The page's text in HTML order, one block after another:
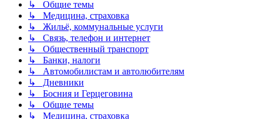
↳ Общие темы
↳ Медицина, страховка
↳ Жильё, коммунальные услуги
↳ Связь, телефон и интернет
↳ Общественный транспорт
↳ Банки, налоги
↳ Автомобилистам и автолюбителям
↳ Дневники
↳ Босния и Герцеговина
↳ Общие темы
↳ Медицина, страховка